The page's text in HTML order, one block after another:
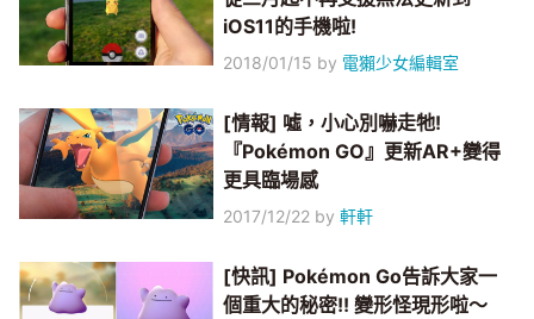
iOS11的手機啦!
2018/01/15 by 電獺少女編輯室
[情報] 噓，小心別嚇走牠!
『Pokémon GO』更新AR+變得
更具臨場感
2017/12/22 by軒軒
[快訊] Pokémon Go告訴大家一
個重大的秘密!! 變形怪現形啦～